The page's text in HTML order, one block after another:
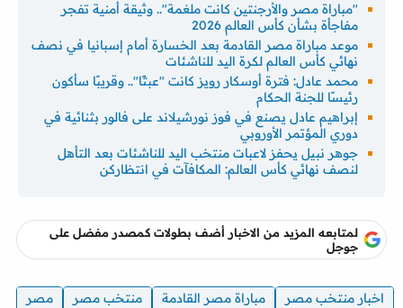
"مباراة مصر والأرجنتين كانت ملغمة".. وثيقة أمنية تفجر
مفاجأة بشأن كأس العالم 2026
موعد مباراة مصر القادمة بعد الخسارة أمام إسبانيا في نصف
نهائي كأس العالم لكرة اليد للناشئات
محمد عادل: فترة أوسكار رويز كانت "عبثًا".. وقريبًا سأكون
رئيسًا للجنة الحكام
إبراهيم عادل يصنع في فوز نورشيلاند على فالور بثنائية في
دوري المؤتمر الأوروبي
جوهر نبيل يحفز لاعبات منتخب اليد للناشئات بعد التأهل
لنصف نهائي كأس العالم: المكافآت في انتظاركن
لمتابعه المزيد من الاخبار أضف بطولات كمصدر مفضل على
جوجل
اخبار منتخب مصر مباراة مصر القادمة منتخب مصر
مصر